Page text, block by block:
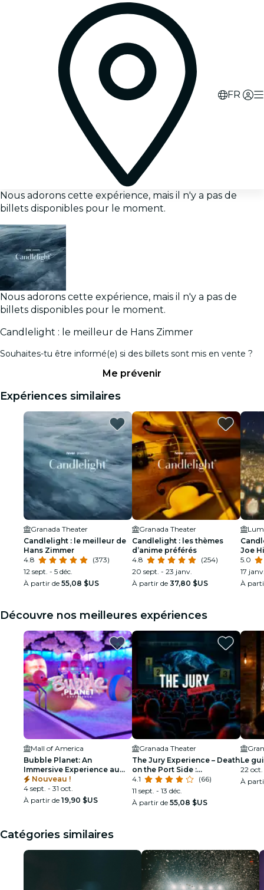
FR
Nous adorons cette expérience, mais il n'y a pas de
billets disponibles pour le moment.
Nous adorons cette expérience, mais il n'y a pas de
billets disponibles pour le moment.
Candlelight : le meilleur de Hans Zimmer
Souhaites-tu être informé(e) si des billets sont mis en vente ?
Me prévenir
Expériences similaires
Granada Theater
Candlelight : le meilleur de
Hans Zimmer
4.8
(373)
12 sept. - 5 déc.
À partir de 55,08 $US
Granada Theater
Candlelight : les thèmes
d’anime préférés
4.8
(254)
20 sept. - 23 janv.
À partir de 37,80 $US
Joe
5.0
17
À
Découvre nos meilleures expériences
Mall of America
Bubble Planet: An
Immersive Experience au
Mall of America
Nouveau !
4 sept. - 31 oct.
À partir de 19,90 $US
Granada Theater
The Jury Experience – Death
on the Port Side :
Minneapolis rendra-t-il
justice ?
4.1
(66)
11 sept. - 13 déc.
À partir de 55,08 $US
Le
22 oct.
À
Catégories similaires